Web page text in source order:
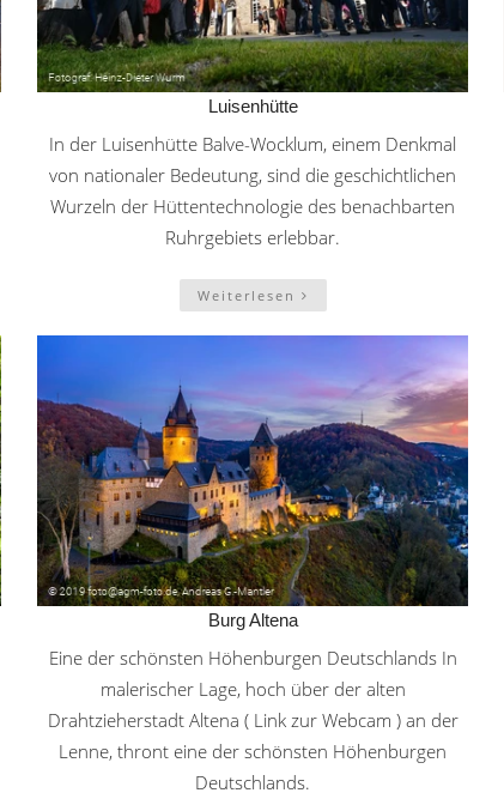
Luisenhütte
In der Luisenhütte Balve-Wocklum, einem Denkmal
von nationaler Bedeutung, sind die geschichtlichen
Wurzeln der Hüttentechnologie des benachbarten
Ruhrgebiets erlebbar.
Weiterlesen
Burg Altena
Eine der schönsten Höhenburgen Deutschlands In
malerischer Lage, hoch über der alten
Drahtzieherstadt Altena ( Link zur Webcam ) an der
Lenne, thront eine der schönsten Höhenburgen
Deutschlands.